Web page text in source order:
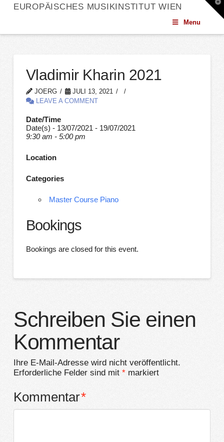
EUROPÄISCHES MUSIKINSTITUT WIEN
Menu
Vladimir Kharin 2021
JOERG
JULI 13, 2021
LEAVE A COMMENT
Date/Time
Date(s) - 13/07/2021 - 19/07/2021
9:30 am - 5:00 pm
Location
Categories
Master Course Piano
Bookings
Bookings are closed for this event.
Schreiben Sie einen
Kommentar
Ihre E-Mail-Adresse wird nicht veröffentlicht.
Erforderliche Felder sind mit *markiert
Kommentar*